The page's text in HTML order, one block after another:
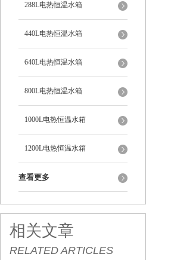
288L电热恒温水箱
440L电热恒温水箱
640L电热恒温水箱
800L电热恒温水箱
1000L电热恒温水箱
1200L电热恒温水箱
查看更多
相关文章
RELATED ARTICLES